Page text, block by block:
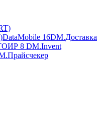
DataMobile 16DM.Доставка
8 DM.Invent